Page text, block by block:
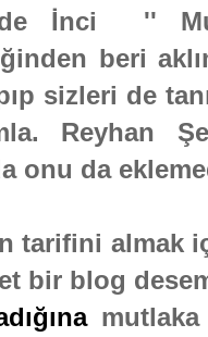
İnci ''
beri
sizleri de
Reyhan
onu da
tarifini almak
bir blog
mutlaka